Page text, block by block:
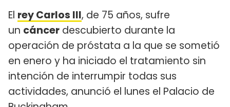
El rey Carlos III, de 75 años, sufre
un cáncer descubierto durante la
operación de próstata a la que se sometió
en enero y ha iniciado el tratamiento sin
intención de interrumpir todas sus
actividades, anunció el lunes el Palacio de